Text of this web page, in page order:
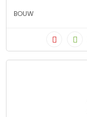
BOUW